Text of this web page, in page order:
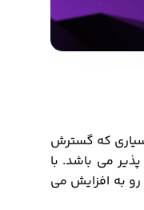
که گسترش
می باشد. با
به افزایش می